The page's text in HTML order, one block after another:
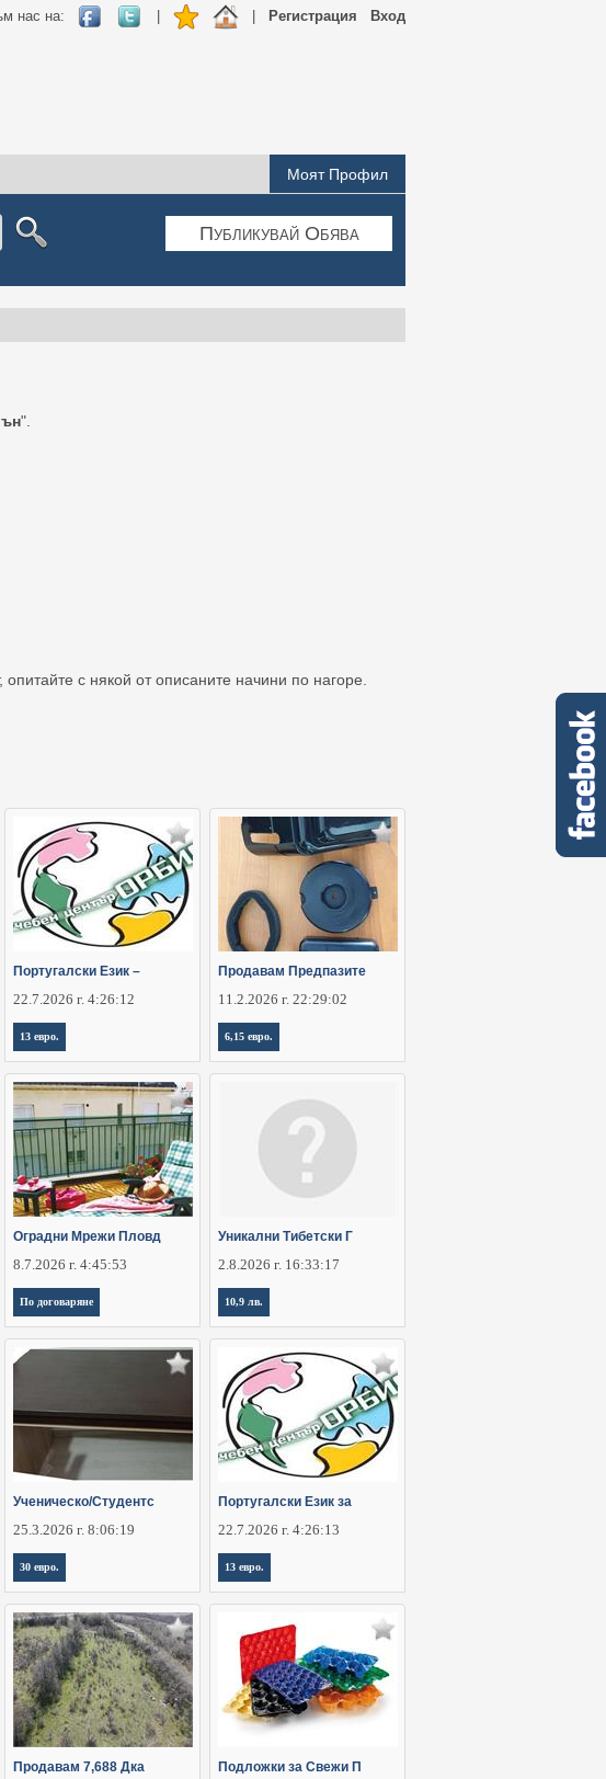
Вход
Регистрация
нас на:
Моят Профил
Публикувай Обява
".
с някой от описаните начини по нагоре.
Португалски Език –
22.7.2026 г. 4:26:12
13 евро.
Продавам Предпазите
11.2.2026 г. 22:29:02
6,15 евро.
Оградни Мрежи Пловд
8.7.2026 г. 4:45:53
По договаряне
Уникални Тибетски Г
2.8.2026 г. 16:33:17
10,9 лв.
Ученическо/Студентс
25.3.2026 г. 8:06:19
30 евро.
Португалски Език за
22.7.2026 г. 4:26:13
13 евро.
Продавам 7,688 Дка Подложки за Свежи П